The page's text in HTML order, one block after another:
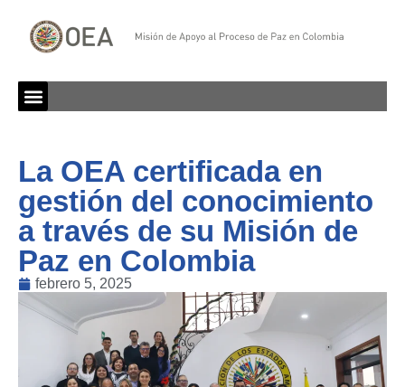
La OEA certificada en
gestión del conocimiento
a través de su Misión de
Paz en Colombia
febrero 5, 2025